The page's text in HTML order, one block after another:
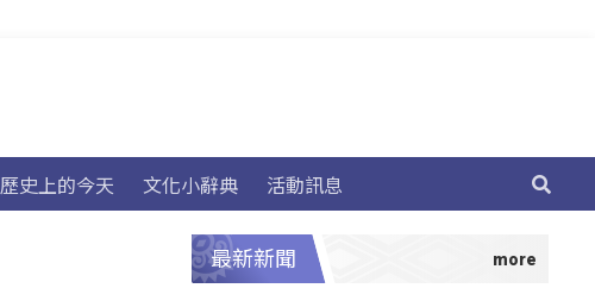
歷史上的今天 文化小辭典 活動訊息
最新新聞